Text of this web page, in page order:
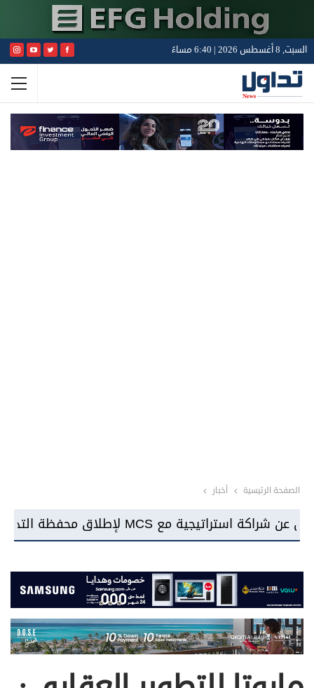
السبت, 8 أغسطس 2026 | 6:40 مساءً
الصفحة الرئيسية أخبار